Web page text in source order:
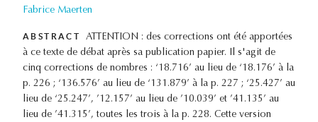
Fabrice Maerten
ABSTRACT
ATTENTION : des corrections ont été apportées
à ce texte de débat après sa publication papier. Il s'agit de
cinq corrections de nombres : ‘18.716’ au lieu de ‘18.176’ à la
p. 226 ; ‘136.576’ au lieu de ‘131.879’ à la p. 227 ; ‘25.427’ au
lieu de ‘25.247’, ’12.157’ au lieu de ’10.039’ et ’41.135’ au
lieu de ’41.315’, toutes les trois à la p. 228. Cette version